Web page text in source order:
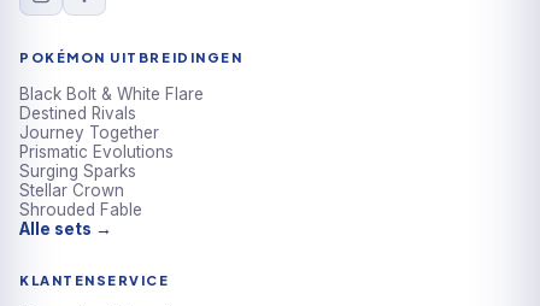
POKÉMON UITBREIDINGEN
Black Bolt & White Flare
Destined Rivals
Journey Together
Prismatic Evolutions
Surging Sparks
Stellar Crown
Shrouded Fable
Alle sets →
KLANTENSERVICE